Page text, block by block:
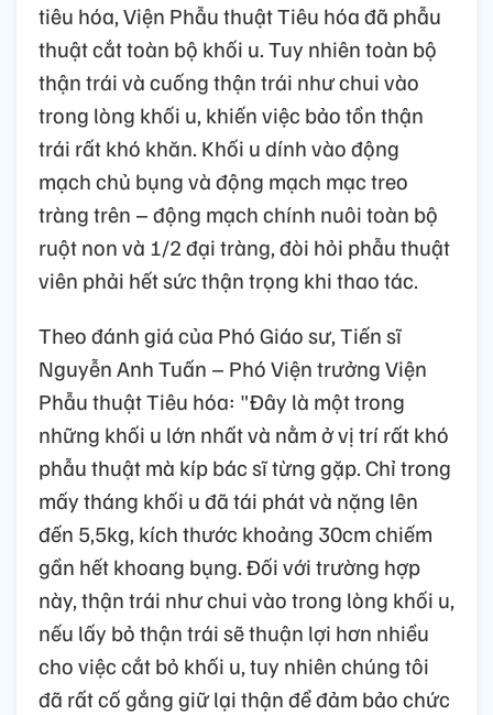
tiêu hóa, Viện Phẫu thuật Tiêu hóa đã phẫu
thuật cắt toàn bộ khối u. Tuy nhiên toàn bộ
thận trái và cuống thận trái như chui vào
trong lòng khối u, khiến việc bảo tồn thận
trái rất khó khăn. Khối u dính vào động
mạch chủ bụng và động mạch mạc treo
tràng trên – động mạch chính nuôi toàn bộ
ruột non và 1/2 đại tràng, đòi hỏi phẫu thuật
viên phải hết sức thận trọng khi thao tác.
Theo đánh giá của Phó Giáo sư, Tiến sĩ
Nguyễn Anh Tuấn – Phó Viện trưởng Viện
Phẫu thuật Tiêu hóa: "Đây là một trong
những khối u lớn nhất và nằm ở vị trí rất khó
phẫu thuật mà kíp bác sĩ từng gặp. Chỉ trong
mấy tháng khối u đã tái phát và nặng lên
đến 5,5kg, kích thước khoảng 30cm chiếm
gần hết khoang bụng. Đối với trường hợp
này, thận trái như chui vào trong lòng khối u,
nếu lấy bỏ thận trái sẽ thuận lợi hơn nhiều
cho việc cắt bỏ khối u, tuy nhiên chúng tôi
đã rất cố gắng giữ lại thận để đảm bảo chức